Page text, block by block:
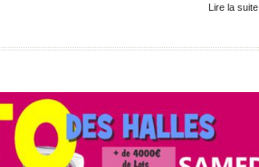
Lire la suite